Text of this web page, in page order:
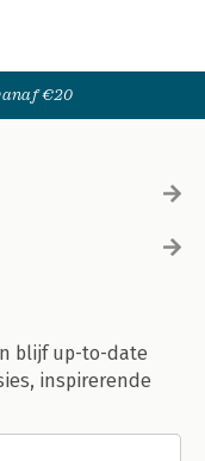
€20
blijf up-to-date
inspirerende